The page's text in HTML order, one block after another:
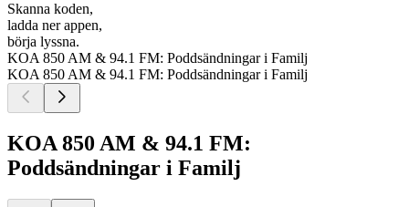
Skanna koden,
ladda ner appen,
börja lyssna.
KOA 850 AM & 94.1 FM: Poddsändningar i Familj
KOA 850 AM & 94.1 FM: Poddsändningar i Familj
KOA 850 AM & 94.1 FM:
Poddsändningar i Familj